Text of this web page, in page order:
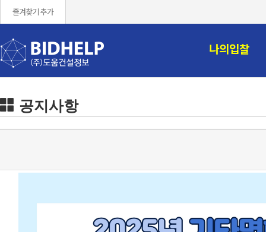
즐겨찾기 추가
나의입찰
공지사항